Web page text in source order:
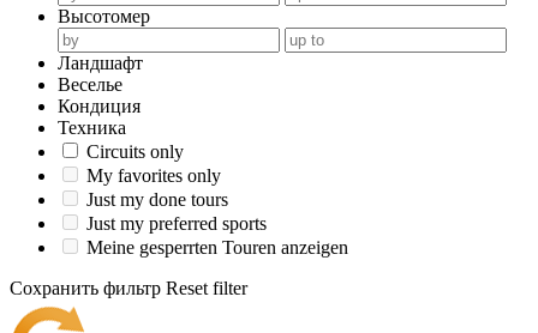
Высотомер
Ландшафт
Веселье
Кондиция
Техника
Circuits only
My favorites only
Just my done tours
Just my preferred sports
Meine gesperrten Touren anzeigen
Сохранить фильтр Reset filter